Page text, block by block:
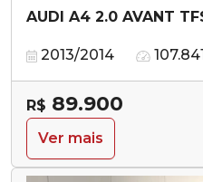
AUDI A4 2.0 AVANT
2013/2014
R$ 89.900
Ver mais